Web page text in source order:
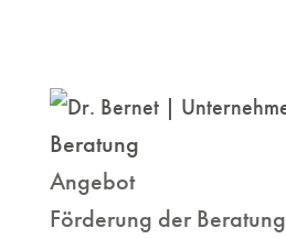
Beratung
Angebot
Förderung der Beratung